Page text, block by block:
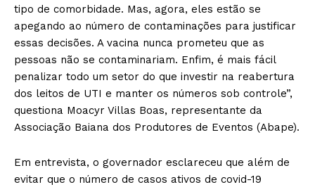
tipo de comorbidade. Mas, agora, eles estão se
apegando ao número de contaminações para justificar
essas decisões. A vacina nunca prometeu que as
pessoas não se contaminariam. Enfim, é mais fácil
penalizar todo um setor do que investir na reabertura
dos leitos de UTI e manter os números sob controle”,
questiona Moacyr Villas Boas, representante da
Associação Baiana dos Produtores de Eventos (Abape).
Em entrevista, o governador esclareceu que além de
evitar que o número de casos ativos de covid-19